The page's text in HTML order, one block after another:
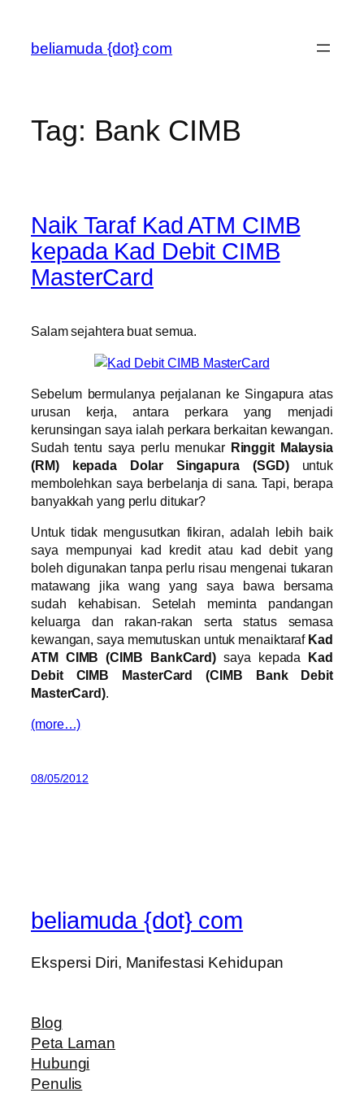
content
beliamuda {dot} com
Tag: Bank CIMB
Naik Taraf Kad ATM CIMB
kepada Kad Debit CIMB
MasterCard
Salam sejahtera buat semua.
Sebelum bermulanya perjalanan ke Singapura atas
urusan kerja, antara perkara yang menjadi
kerunsingan saya ialah perkara berkaitan kewangan.
Sudah tentu saya perlu menukar Ringgit Malaysia
(RM) kepada Dolar Singapura (SGD)untuk
membolehkan saya berbelanja di sana. Tapi, berapa
banyakkah yang perlu ditukar?
Untuk tidak mengusutkan fikiran, adalah lebih baik
saya mempunyai kad kredit atau kad debit yang
boleh digunakan tanpa perlu risau mengenai tukaran
matawang jika wang yang saya bawa bersama
sudah kehabisan. Setelah meminta pandangan
keluarga dan rakan-rakan serta status semasa
kewangan, saya memutuskan untuk menaiktaraf Kad
ATM CIMB (CIMB BankCard) saya kepada Kad
Debit CIMB MasterCard (CIMB Bank Debit
MasterCard).
(more…)
08/05/2012
beliamuda {dot} com
Ekspersi Diri, Manifestasi Kehidupan
Blog
Peta Laman
Hubungi
Penulis